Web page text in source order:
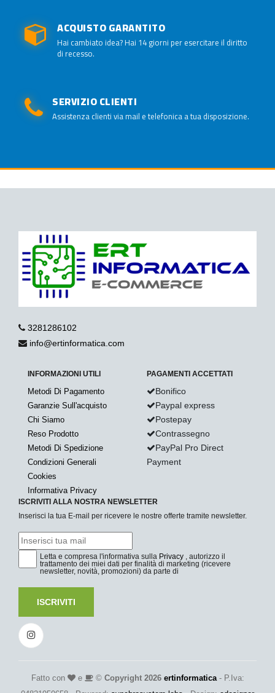
ACQUISTO GARANTITO
Hai cambiato idea? Hai 14 giorni per esercitare il diritto
di recesso.
SERVIZIO CLIENTI
Assistenza clienti via mail e telefonica a tua disposizione.
3281286102
info@ertinformatica.com
INFORMAZIONI UTILI
Metodi Di Pagamento
Garanzie Sull'acquisto
Chi Siamo
Reso Prodotto
Metodi Di Spedizione
Condizioni Generali
Cookies
Informativa Privacy
PAGAMENTI ACCETTATI
Bonifico
Paypal express
Postepay
Contrassegno
PayPal Pro Direct
Payment
ISCRIVITI ALLA NOSTRA NEWSLETTER
Inserisci la tua E-mail per ricevere le nostre offerte tramite newsletter.
Letta e compresa l'informativa sulla Privacy , autorizzo il
trattamento dei miei dati per finalità di marketing (ricevere
newsletter, novità, promozioni) da parte di
ISCRIVITI
Fatto con e © Copyright 2026 ertinformatica- P.Iva: